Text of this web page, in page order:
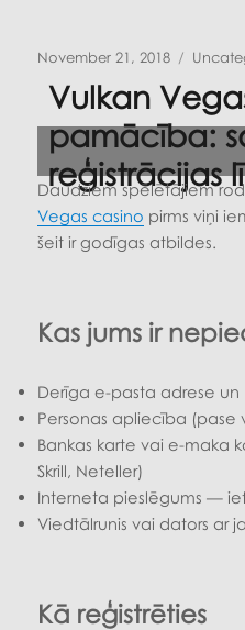
Posted
November 21, 2018
Vulkan
pamācība:
reģistrācijas
Daudziem spēlētājiem
Vegas casino pirms viņi
šeit ir godīgas atbildes.
Kas jums ir
Derīga e-pasta adrese un
Personas apliecība (pase
Bankas karte vai e-maka
Skrill, Neteller)
Interneta pieslēgums —
Viedtālrunis vai dators ar
Kā reģistrēties